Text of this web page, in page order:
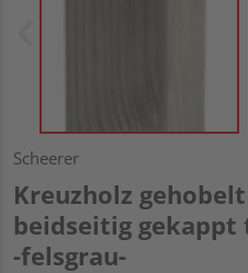
Scheerer
Kreuzholz
beidseitig
-felsgrau-